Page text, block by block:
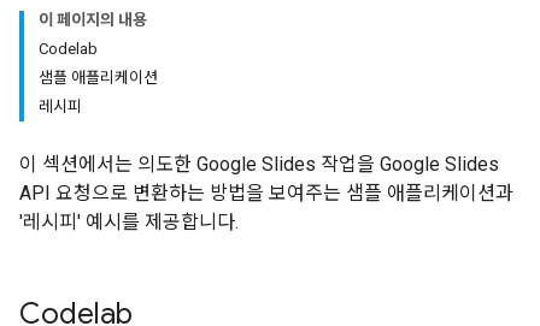
이 페이지의 내용
Codelab
샘플 애플리케이션
레시피
이 섹션에서는 의도한 Google Slides 작업을 Google Slides
API 요청으로 변환하는 방법을 보여주는 샘플 애플리케이션과
'레시피' 예시를 제공합니다.
Codelab